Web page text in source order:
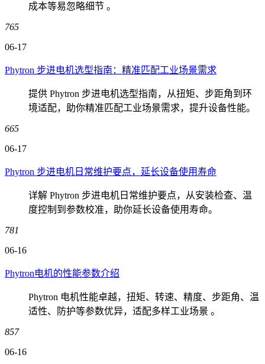
成本等易忽略细节 。
765
06-17
Phytron 步进电机选型指南：精准匹配工业场景需求
提供 Phytron 步进电机选型指南，从扭矩、步距角到环
境适配，助你精准匹配工业场景需求，提升设备性能。
665
06-17
Phytron 步进电机日常维护要点，延长设备使用寿命
详解 Phytron 步进电机日常维护要点，从安装检查、温
度控制到参数校准，助你延长设备使用寿命。
781
06-16
Phytron电机的性能参数介绍
Phytron 电机性能卓越，扭矩、转速、精度、步距角、温
适性、防护等参数优异，适配多样工业场景 。
857
06-16